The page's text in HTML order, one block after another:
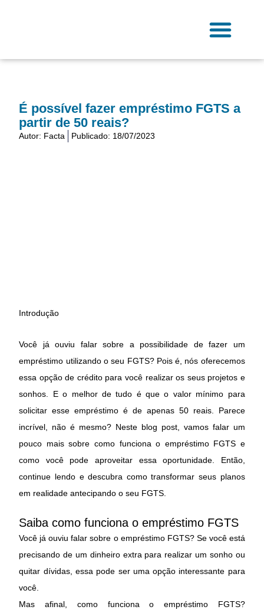
É possível fazer empréstimo FGTS a
partir de 50 reais?
Autor: Facta Publicado: 18/07/2023
Introdução
Você já ouviu falar sobre a possibilidade de fazer um
empréstimo utilizando o seu FGTS? Pois é, nós oferecemos
essa opção de crédito para você realizar os seus projetos e
sonhos. E o melhor de tudo é que o valor mínimo para
solicitar esse empréstimo é de apenas 50 reais. Parece
incrível, não é mesmo? Neste blog post, vamos falar um
pouco mais sobre como funciona o empréstimo FGTS e
como você pode aproveitar essa oportunidade. Então,
continue lendo e descubra como transformar seus planos
em realidade antecipando o seu FGTS.
Saiba como funciona o empréstimo FGTS
Você já ouviu falar sobre o empréstimo FGTS? Se você está
precisando de um dinheiro extra para realizar um sonho ou
quitar dívidas, essa pode ser uma opção interessante para
você.
Mas afinal, como funciona o empréstimo FGTS?